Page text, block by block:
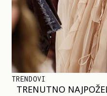
TRENDOVI
TRENUTNO